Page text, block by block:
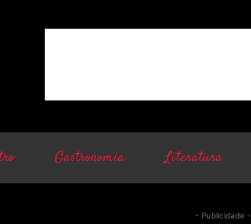
Gastronomia Literatura
- Publicidade -